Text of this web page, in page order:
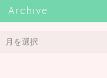
Archive